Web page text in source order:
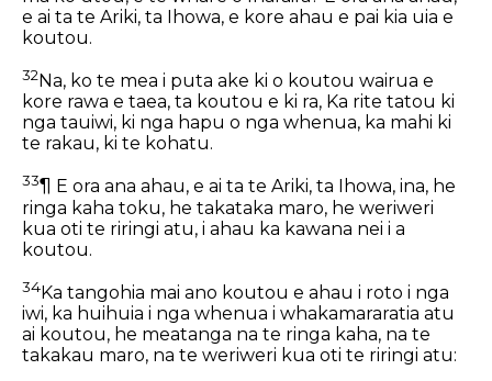
e ai ta te Ariki, ta Ihowa, e kore ahau e pai kia uia e
koutou.
32 Na, ko te mea i puta ake ki o koutou wairua e
kore rawa e taea, ta koutou e ki ra, Ka rite tatou ki
nga tauiwi, ki nga hapu o nga whenua, ka mahi ki
te rakau, ki te kohatu.
33¶ E ora ana ahau, e ai ta te Ariki, ta Ihowa, ina, he
ringa kaha toku, he takataka maro, he weriweri
kua oti te riringi atu, i ahau ka kawana nei i a
koutou.
34Ka tangohia mai ano koutou e ahau i roto i nga
iwi, ka huihuia i nga whenua i whakamararatia atu
ai koutou, he meatanga na te ringa kaha, na te
takakau maro, na te weriweri kua oti te riringi atu: